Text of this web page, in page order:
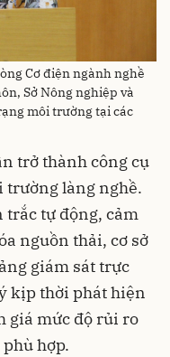
Cơ điện ngành nghề
Sở Nông nghiệp và
môi trường tại các
trở thành công cụ
làng nghề.
trắc tự động, cảm
nguồn thải, cơ sở
giám sát trực
kịp thời phát hiện
giá mức độ rủi ro
hợp.